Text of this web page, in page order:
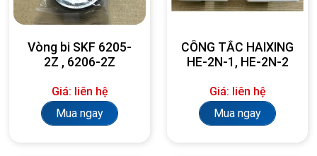
Vòng bi SKF 6205-
2Z , 6206-2Z
Giá: liên hệ
Mua ngay
CÔNG TẮC HAIXING
HE-2N-1, HE-2N-2
Giá: liên hệ
Mua ngay